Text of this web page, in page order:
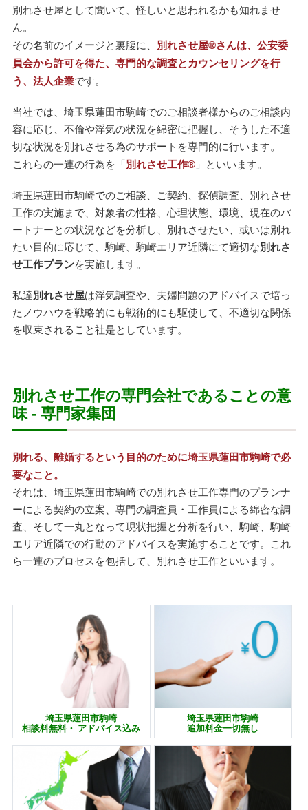
別れさせ屋として聞いて、怪しいと思われるかも知れませ
ん。
その名前のイメージと裏腹に、 別れさせ屋®さんは、公安委
員会から許可を得た、専門的な調査とカウンセリングを行
う、法人企業です。
当社では、埼玉県蓮田市駒崎でのご相談者様からのご相談内
容に応じ、不倫や浮気の状況を綿密に把握し、そうした不適
切な状況を別れさせる為のサポートを専門的に行います。
これらの一連の行為を「 別れさせ工作® 」といいます。
埼玉県蓮田市駒崎でのご相談、ご契約、探偵調査、別れさせ
工作の実施まで、対象者の性格、心理状態、環境、現在のパ
ートナーとの状況などを分析し、別れさせたい、或いは別れ
たい目的に応じて、駒崎、駒崎エリア近隣にて適切な別れさ
せ工作プランを実施します。
私達別れさせ屋は浮気調査や、夫婦問題のアドバイスで培っ
たノウハウを戦略的にも戦術的にも駆使して、不適切な関係
を収束されること社是としています。
別れさせ工作の専門会社であることの意
味 - 専門家集団
別れる、離婚するという目的のために埼玉県蓮田市駒崎で必
要なこと。
それは、埼玉県蓮田市駒崎での別れさせ工作専門のプランナ
ーによる契約の立案、専門の調査員・工作員による綿密な調
査、そして一丸となって現状把握と分析を行い、駒崎、駒崎
エリア近隣での行動のアドバイスを実施することです。これ
ら一連のプロセスを包括して、別れさせ工作といいます。
埼玉県蓮田市駒崎
相談料無料・ アドバイス込み
埼玉県蓮田市駒崎
追加料金一切無し